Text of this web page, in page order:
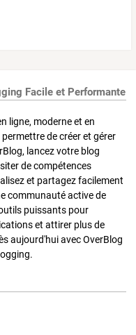
Facile et Performante
ligne, moderne et en
de créer et gérer
lancez votre blog
de compétences
et partagez facilement
communauté active de
puissants pour
et attirer plus de
aujourd'hui avec OverBlog